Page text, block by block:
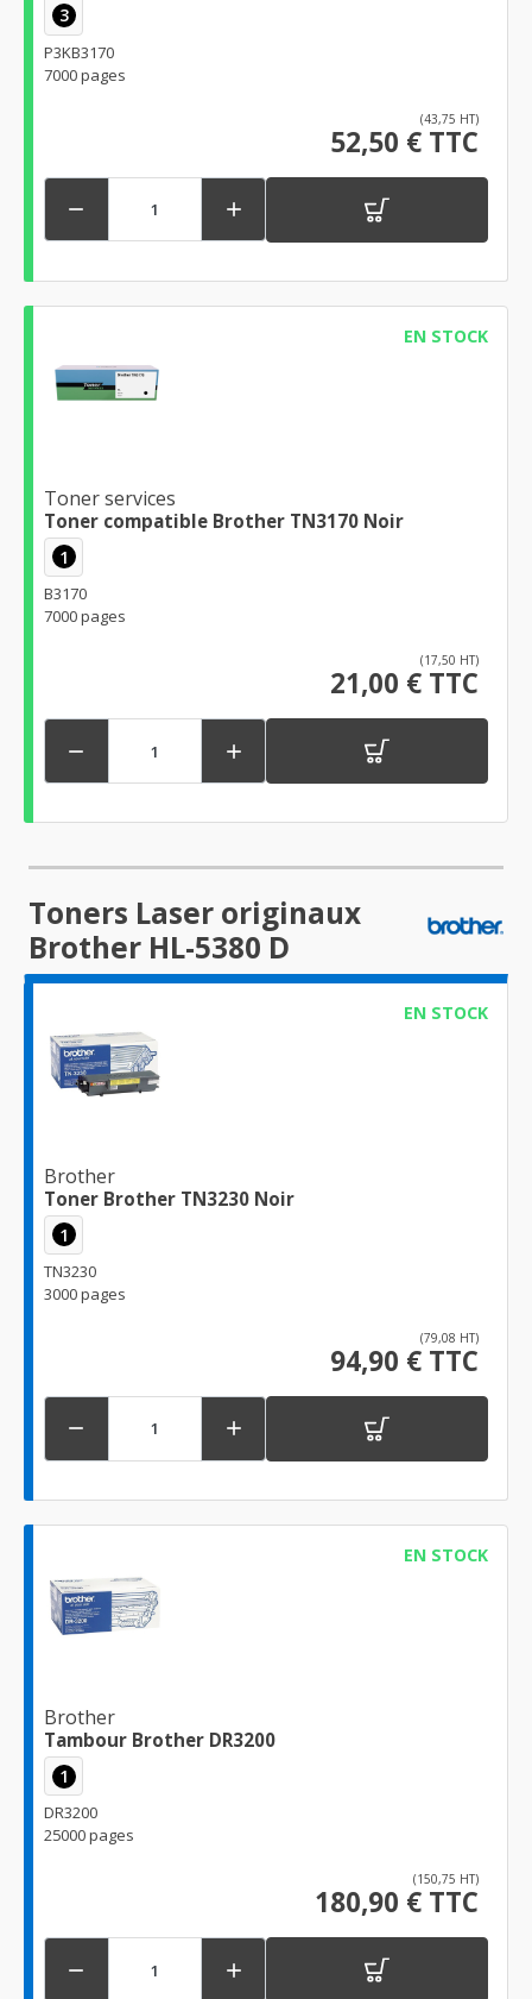
3
P3KB3170
7000 pages
(43,75 HT)
52,50 € TTC
 
EN STOCK
Toner services
Toner compatible Brother TN3170 Noir
1
B3170
7000 pages
(17,50 HT)
21,00 € TTC
 
Toners Laser originaux
Brother HL-5380 D
EN STOCK
Brother
Toner Brother TN3230 Noir
1
TN3230
3000 pages
(79,08 HT)
94,90 € TTC
 
EN STOCK
Brother
Tambour Brother DR3200
1
DR3200
25000 pages
(150,75 HT)
180,90 € TTC
 